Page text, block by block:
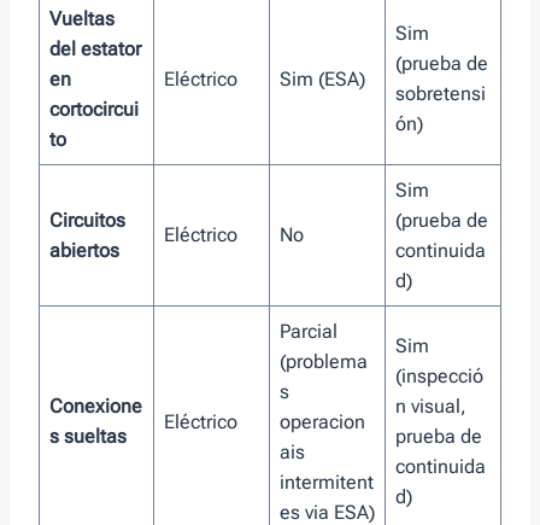
Vueltas
del estator
en
cortocircui
to
Eléctrico Sim (ESA)
Sim
(prueba de
sobretensi
ón)
Circuitos
abiertos
Eléctrico No
Sim
(prueba de
continuida
d)
Conexione
s sueltas
Eléctrico
Parcial
(problema
s
operacion
ais
intermitent
es via ESA)
Sim
(inspecció
n visual,
prueba de
continuida
d)